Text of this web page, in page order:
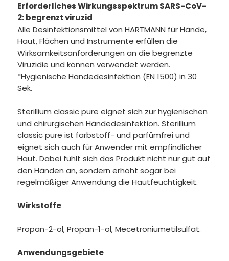
Erforderliches Wirkungsspektrum SARS-CoV-
2: begrenzt viruzid
Alle Desinfektionsmittel von HARTMANN für Hände,
Haut, Flächen und Instrumente erfüllen die
Wirksamkeitsanforderungen an die begrenzte
Viruzidie und können verwendet werden.
*Hygienische Händedesinfektion (EN 1500) in 30
Sek.
Sterillium classic pure eignet sich zur hygienischen
und chirurgischen Händedesinfektion. Sterillium
classic pure ist farbstoff- und parfümfrei und
eignet sich auch für Anwender mit empfindlicher
Haut. Dabei fühlt sich das Produkt nicht nur gut auf
den Händen an, sondern erhöht sogar bei
regelmäßiger Anwendung die Hautfeuchtigkeit.
Wirkstoffe
Propan-2-ol, Propan-1-ol, Mecetroniumetilsulfat.
Anwendungsgebiete